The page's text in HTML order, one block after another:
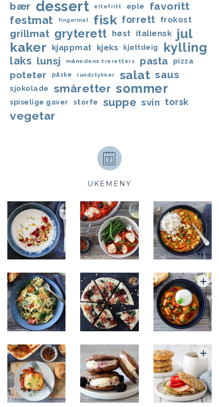
bær dessert eltefritt eple favoritt
festmat fingermat fisk forrett frokost
grillmat gryterett høst italiensk
jul
kaker kjappmat kjeks kjøttdeig kylling
laks lunsj månedens treretters pasta pizza
poteter påske rundstykker salat saus
sjokolade småretter sommer
spiselige gaver storfe suppe svin torsk
vegetar
UKEMENY